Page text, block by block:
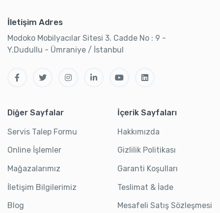
İletişim Adres
Modoko Mobilyacılar Sitesi 3. Cadde No : 9 -
Y.Dudullu - Ümraniye / İstanbul
Diğer Sayfalar
Servis Talep Formu
Online İşlemler
Mağazalarımız
İletişim Bilgilerimiz
Blog
İçerik Sayfaları
Hakkımızda
Gizlilik Politikası
Garanti Koşulları
Teslimat & İade
Mesafeli Satış Sözleşmesi